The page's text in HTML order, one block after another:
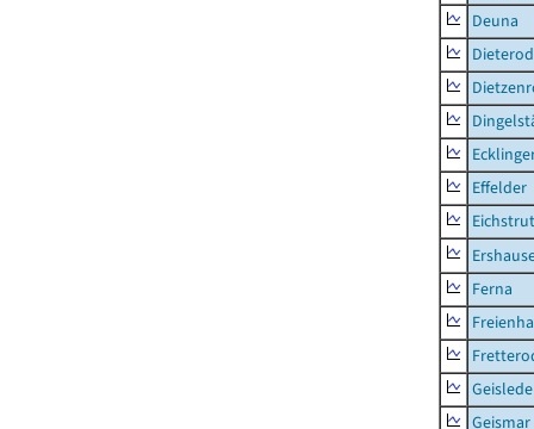
Deuna
Effelder
Ferna
Geismar